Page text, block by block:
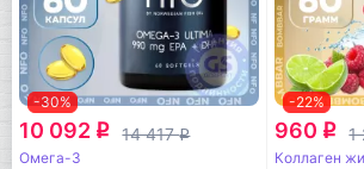
-30%
10 092 q 14 417q
Омега-3
-22%
960 q 1
Коллаген